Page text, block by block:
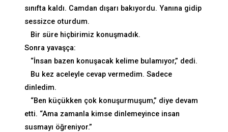
sınıfta kaldı. Camdan dışarı bakıyordu. Yanına gidip
sessizce oturdum.
Bir süre hiçbirimiz konuşmadık.
Sonra yavaşça:
“İnsan bazen konuşacak kelime bulamıyor,” dedi.
Bu kez aceleyle cevap vermedim. Sadece
dinledim.
“Ben küçükken çok konuşurmuşum,” diye devam
etti. “Ama zamanla kimse dinlemeyince insan
susmayı öğreniyor.”